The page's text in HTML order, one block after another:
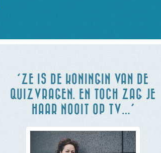
‘ZE IS DE KONINGIN VAN DE
QUIZVRAGEN. EN TOCH ZAG JE
HAAR NOOIT OP TV…’